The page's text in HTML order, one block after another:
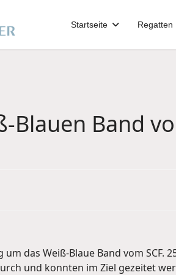
Startseite Regatten
Blauen Band
das Weiß-Blaue Band vom
und konnten im Ziel gezeitet